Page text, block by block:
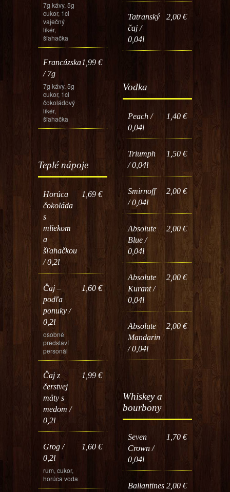
7g kávy, 5g
cukor, 1cl
vaječný
likér,
šľahačka
Francúzska
/ 7g
1,99 €
7g kávy, 5g
cukor, 1cl
čokoládový
likér,
šľahačka
Teplé nápoje
Horúca
čokoláda
s
mliekom
a
šľahačkou
/ 0,2l
1,69 €
Čaj –
podľa
ponuky /
0,2l
1,60 €
osobné
predstaví
personál
Čaj z
čerstvej
mäty s
medom /
0,2l
1,99 €
Grog /
0,2l
1,60 €
rum, cukor,
horúca voda
Tatranský
čaj /
0,04l
2,00 €
Vodka
Peach /
0,04l
1,40 €
Triumph
/ 0,04l
1,50 €
Smirnoff
/ 0,04l
2,00 €
Absolute
Blue /
0,04l
2,00 €
Absolute
Kurant /
0,04l
2,00 €
Absolute
Mandarin
/ 0,04l
2,00 €
Whiskey a
bourbony
Seven
Crown /
0,04l
1,70 €
Ballantines 2,00 €